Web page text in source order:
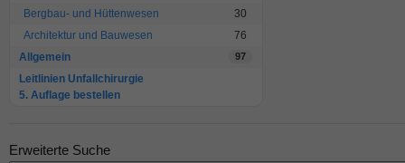
Bergbau- und Hüttenwesen
30
Architektur und Bauwesen
76
Allgemein
97
Leitlinien Unfallchirurgie
5. Auflage bestellen
Erweiterte Suche